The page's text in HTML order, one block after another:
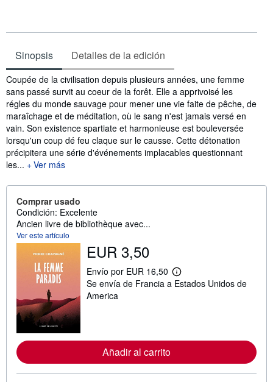
Sinopsis Detalles de la edición
Sinopsis
Coupée de la civilisation depuis plusieurs années, une femme
sans passé survit au coeur de la forêt. Elle a apprivoisé les
régles du monde sauvage pour mener une vie faite de pêche, de
maraîchage et de méditation, où le sang n'est jamais versé en
vain. Son existence spartiate et harmonieuse est bouleversée
lorsqu'un coup dé feu claque sur le causse. Cette détonation
précipitera une série d'événements implacables questionnant
les...
Ver más
Comprar usado
Condición: Excelente
Ancien livre de bibliothèque avec...
Ver este artículo
EUR 3,50
Envío por EUR 16,50
M
á
r
c
i
Se envía de Francia a Estados Unidos de
America
Añadir al carrito